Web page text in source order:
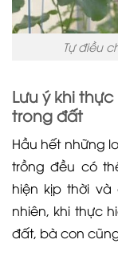
Tự điều
Lưu ý khi
trong đất
Hầu hết những
trồng đều có
hiện kịp thời
nhiên, khi thực
đất, bà con